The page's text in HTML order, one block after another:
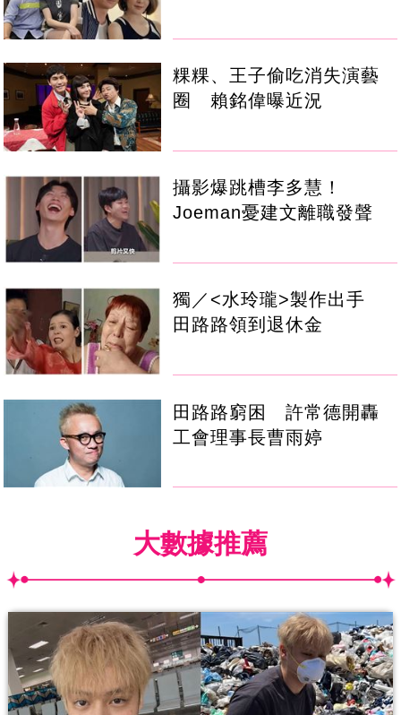
粿粿、王子偷吃消失演藝
圈 賴銘偉曝近況
攝影爆跳槽李多慧！
Joeman憂建文離職發聲
獨／<水玲瓏>製作出手
田路路領到退休金
田路路窮困 許常德開轟
工會理事長曹雨婷
大數據推薦